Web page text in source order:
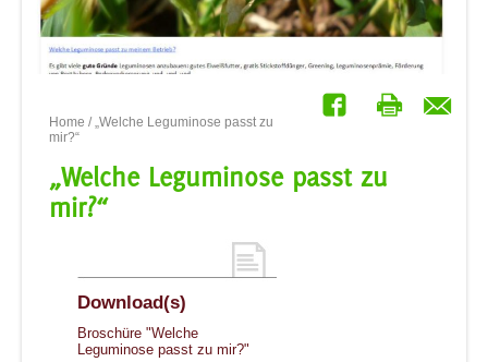
Home / „Welche Leguminose passt zu
mir?“
„Welche Leguminose passt zu
mir?“
Download(s)
Broschüre "Welche
Leguminose passt zu mir?"